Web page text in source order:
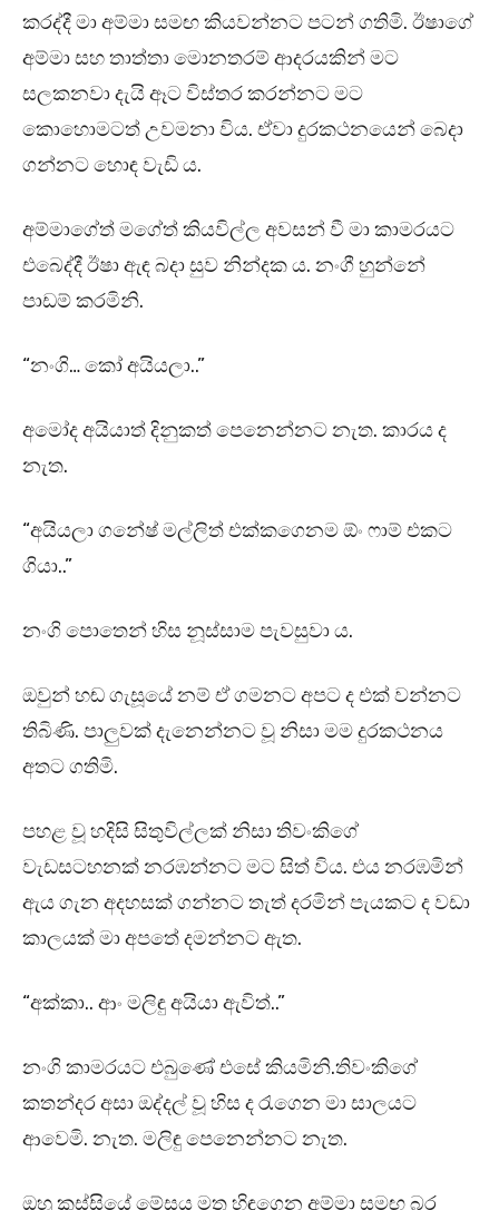
කරද්දී මා අම්මා සමඟ කියවන්නට පටන් ගතිමි. ඊෂාගේ
අම්මා සහ තාත්තා මොනතරම් ආදරයකින් මට
සලකනවා දැයි ඈට විස්තර කරන්නට මට
කොහොමටත් උවමනා විය. ඒවා දුරකථනයෙන් බෙදා
ගන්නට හොඳ වැඩි ය.
අම්මාගේත් මගේත් කියවිල්ල අවසන් වී මා කාමරයට
එබෙද්දී ඊෂා ඇඳ බදා සුව නින්දක ය. නංගී හුන්නේ
පාඩම් කරමිනි.
“නංගි… කෝ අයියලා..”
අමෝද අයියාත් දිනුකත් පෙනෙන්නට නැත. කාරය ද
නැත.
“අයියලා ගනේෂ් මල්ලිත් එක්කගෙනම ඕං ෆාම් එකට
ගියා..”
නංගි පොතෙන් හිස නූස්සාම පැවසුවා ය.
ඔවුන් හඬ ගැසූයේ නම් ඒ ගමනට අපට ද එක් වන්නට
තිබිණි. පාලුවක් දැනෙන්නට වූ නිසා මම දුරකථනය
අතට ගතිමි.
පහළ වූ හදිසි සිතුවිල්ලක් නිසා තිවංකිගේ
වැඩසටහනක් නරඹන්නට මට සිත් විය. එය නරඹමින්
ඇය ගැන අදහසක් ගන්නට තැත් දරමින් පැයකට ද වඩා
කාලයක් මා අපතේ දමන්නට ඇත.
“අක්කා.. ආං මලිඳු අයියා ඇවිත්..”
නංගි කාමරයට එබුණේ එසේ කියමිනි.තිවංකිගේ
කතන්දර අසා ඔද්දල් වූ හිස ද රැගෙන මා සාලයට
ආවෙමි. නැත. මලිඳු පෙනෙන්නට නැත.
ඔහු කුස්සියේ මේසය මත හිඳගෙන අම්මා සමඟ බර